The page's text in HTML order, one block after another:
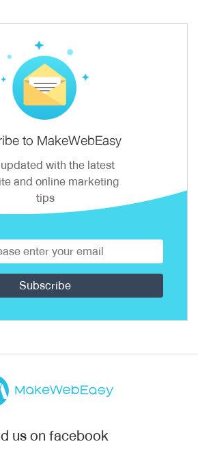
to MakeWebEasy
with the latest
and online marketing
tips
us on facebook